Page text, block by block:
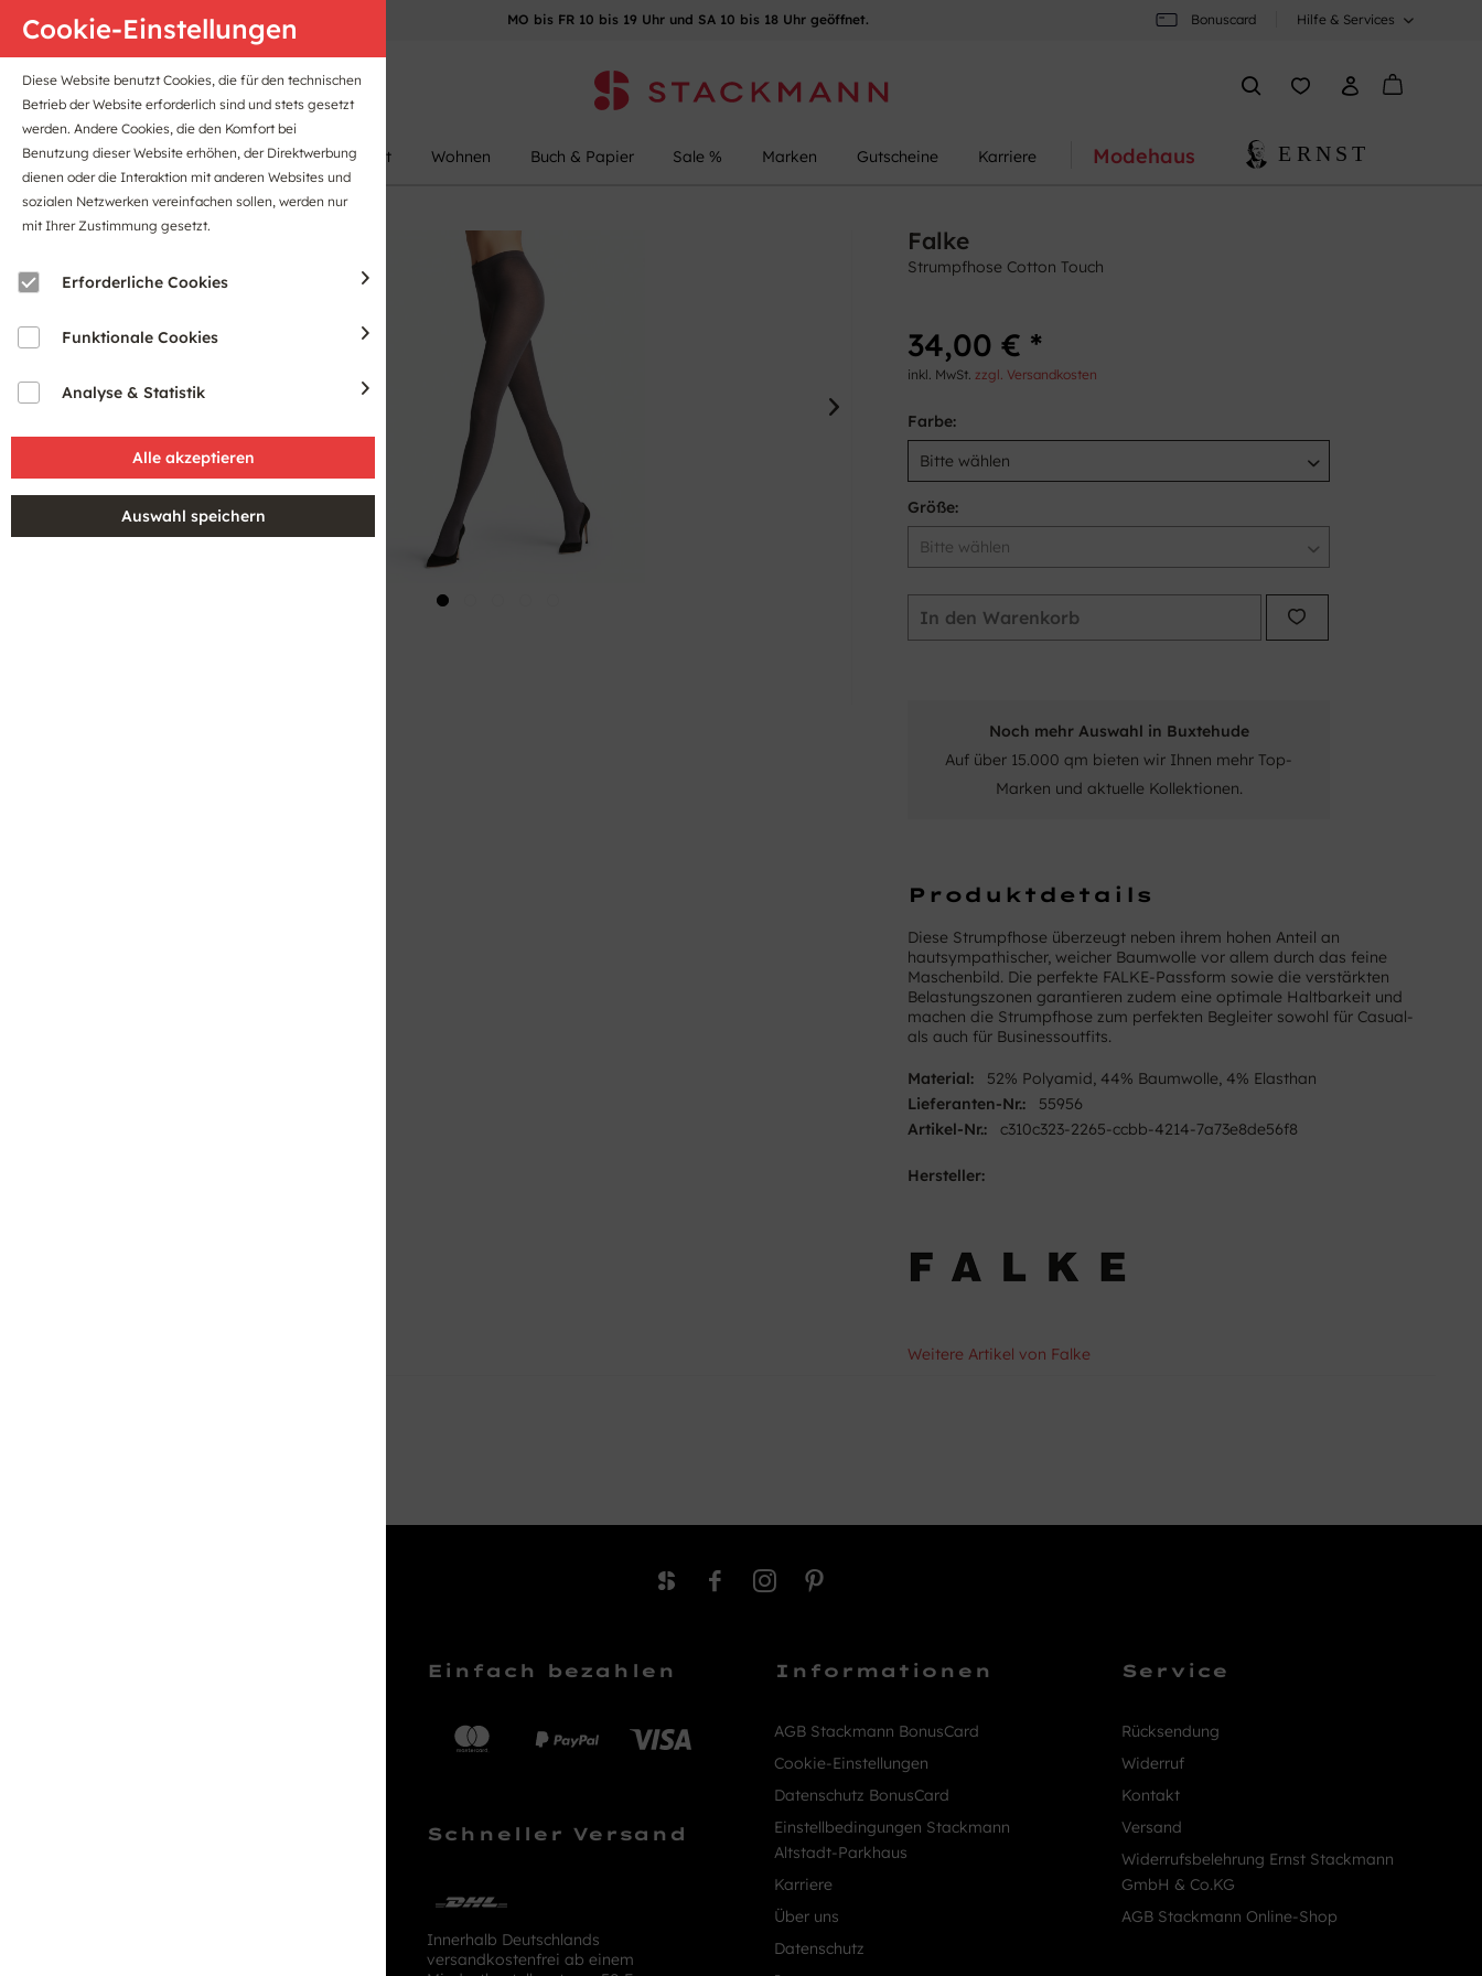
Anfahrt B2B-Portal MO bis FR 10 bis 19 Uhr und SA 10 bis 18 Uhr geöffnet. Bonuscard Hilfe & Services
Damen Herren Kinder Sport Wohnen Buch & Papier Sale % Marken Gutscheine Karriere Modehaus
Cookie-Einstellungen
Diese Website benutzt Cookies, die für den technischen
Betrieb der Website erforderlich sind und stets gesetzt
werden. Andere Cookies, die den Komfort bei
Benutzung dieser Website erhöhen, der Direktwerbung
dienen oder die Interaktion mit anderen Websites und
sozialen Netzwerken vereinfachen sollen, werden nur
mit Ihrer Zustimmung gesetzt.
Erforderliche Cookies
Funktionale Cookies
Analyse & Statistik
Falke
Strumpfhose Cotton Touch
34,00 € *
inkl. MwSt.zzgl. Versandkosten
Farbe:
Größe:
In den Warenkorb
Noch mehr Auswahl in Buxtehude
Auf über 15.000 qm bieten wir Ihnen mehr Top-
Marken und aktuelle Kollektionen.
Produktdetails
Diese Strumpfhose überzeugt neben ihrem hohen Anteil an
hautsympathischer, weicher Baumwolle vor allem durch das feine
Maschenbild. Die perfekte FALKE-Passform sowie die verstärkten
Belastungszonen garantieren zudem eine optimale Haltbarkeit und
machen die Strumpfhose zum perfekten Begleiter sowohl für Casual-
als auch für Businessoutfits.
Material:
52% Polyamid, 44% Baumwolle, 4% Elasthan
Lieferanten-Nr.:
55956
Artikel-Nr.:
c310c323-2265-ccbb-4214-7a73e8de56f8
Hersteller:
Weitere Artikel von Falke
Einfach bezahlen
Schneller Versand
Innerhalb Deutschlands
versandkostenfrei ab einem
Informationen
AGB Stackmann BonusCard
Cookie-Einstellungen
Datenschutz BonusCard
Einstellbedingungen Stackmann
Altstadt-Parkhaus
Karriere
Über uns
Datenschutz
Service
Rücksendung
Widerruf
Kontakt
Versand
Widerrufsbelehrung Ernst Stackmann
GmbH & Co.KG
AGB Stackmann Online-Shop